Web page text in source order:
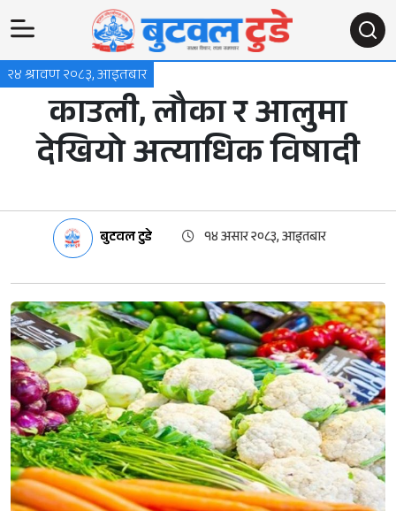
२४ श्रावण २०८३, आइतबार
काउली, लौका र आलुमा
देखियो अत्याधिक विषादी
बुटवल टुडे १४ असार २०८३, आइतबार